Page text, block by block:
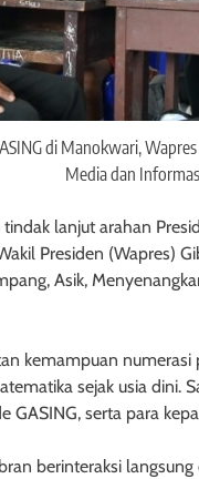
di Manokwari,
Media dan
tindak lanjut arahan
Presiden (Wapres)
Asik,
kemampuan
sejak usia dini.
GASING, serta para
berinteraksi